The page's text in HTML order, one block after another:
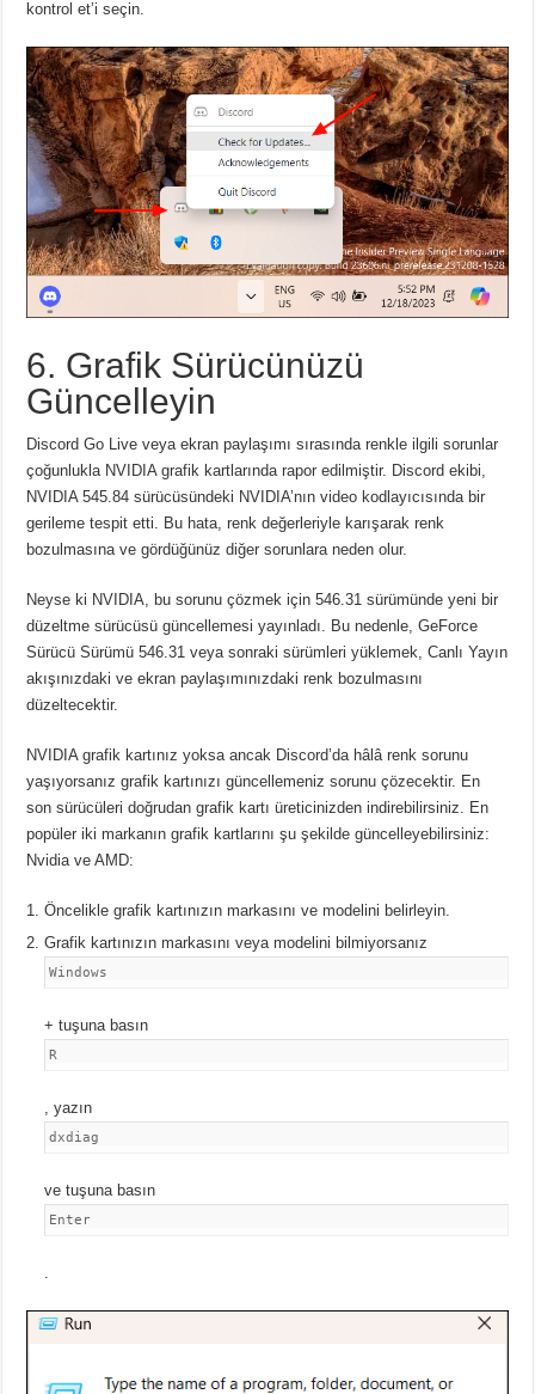
kontrol et’i seçin.
6. Grafik Sürücünüzü
Güncelleyin
Discord Go Live veya ekran paylaşımı sırasında renkle ilgili sorunlar
çoğunlukla NVIDIA grafik kartlarında rapor edilmiştir. Discord ekibi,
NVIDIA 545.84 sürücüsündeki NVIDIA’nın video kodlayıcısında bir
gerileme tespit etti. Bu hata, renk değerleriyle karışarak renk
bozulmasına ve gördüğünüz diğer sorunlara neden olur.
Neyse ki NVIDIA, bu sorunu çözmek için 546.31 sürümünde yeni bir
düzeltme sürücüsü güncellemesi yayınladı. Bu nedenle, GeForce
Sürücü Sürümü 546.31 veya sonraki sürümleri yüklemek, Canlı Yayın
akışınızdaki ve ekran paylaşımınızdaki renk bozulmasını
düzeltecektir.
NVIDIA grafik kartınız yoksa ancak Discord’da hâlâ renk sorunu
yaşıyorsanız grafik kartınızı güncellemeniz sorunu çözecektir. En
son sürücüleri doğrudan grafik kartı üreticinizden indirebilirsiniz. En
popüler iki markanın grafik kartlarını şu şekilde güncelleyebilirsiniz:
Nvidia ve AMD:
Öncelikle grafik kartınızın markasını ve modelini belirleyin.
Grafik kartınızın markasını veya modelini bilmiyorsanız
Windows
+ tuşuna basın
R
, yazın
dxdiag
ve tuşuna basın
Enter
.